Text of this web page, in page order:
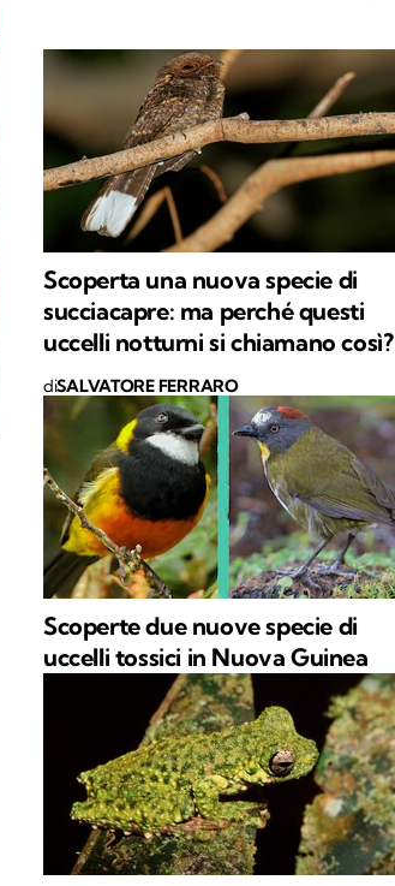
Scoperta una nuova specie di
succiacapre: ma perché questi
uccelli notturni si chiamano così?
diSALVATORE FERRARO
Scoperte due nuove specie di
uccelli tossici in Nuova Guinea